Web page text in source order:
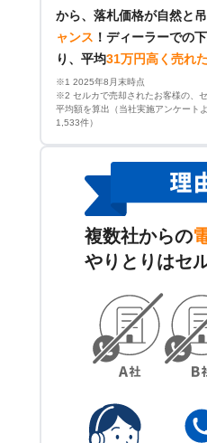
から、落札価格が自然と吊
ャンス ！ ディーラーでの
り、平均31万円高く売れた
※1 2025年8月末時点
※2 セルカで売却されたお客様の、
平均額を算出（当社実施アンケート
1,533件）
複数社からの
やりとりはセ